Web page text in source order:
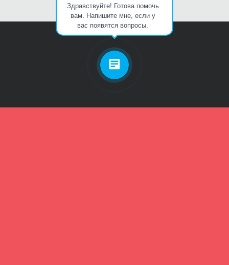
Здравствуйте! Готова помочь
вам. Напишите мне, если у
вас появятся вопросы.